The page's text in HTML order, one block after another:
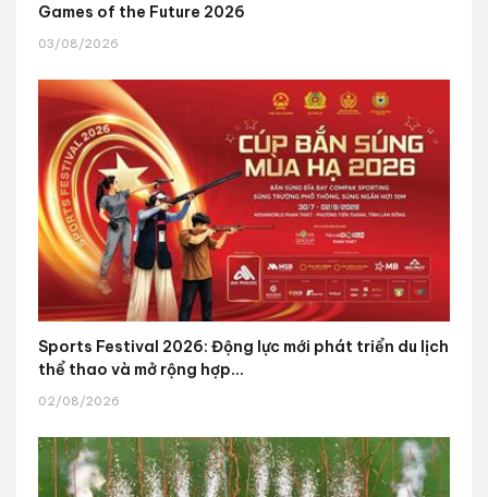
Games of the Future 2026
03/08/2026
Sports Festival 2026: Động lực mới phát triển du lịch
thể thao và mở rộng hợp...
02/08/2026